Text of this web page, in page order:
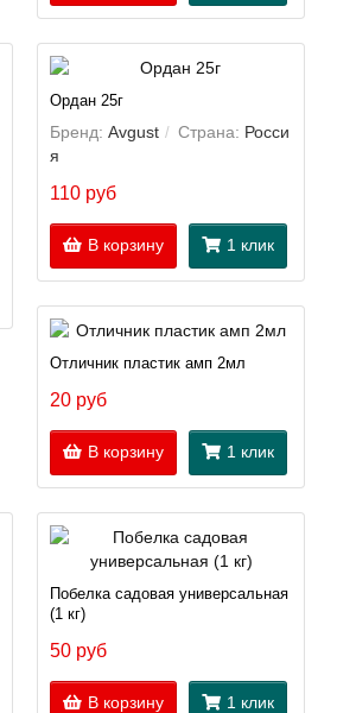
Ордан 25г
Бренд: Avgust Страна: Росси
я
110 руб
В корзину 1 клик
Отличник пластик амп 2мл
20 руб
В корзину 1 клик
Побелка садовая универсальная
(1 кг)
50 руб
В корзину 1 клик